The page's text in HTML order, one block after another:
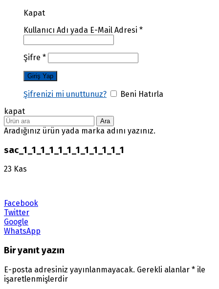
Kapat
Kullanıcı Adı yada E-Mail Adresi *
Şifre *
Şifrenizi mi unuttunuz?
Beni Hatırla
kapat
Ara
Aradığınız ürün yada marka adını yazınız.
sac_1_1_1_1_1_1_1_1_1_1_1_1
23 Kas
Facebook
Twitter
Google
WhatsApp
Bir yanıt yazın
E-posta adresiniz yayınlanmayacak. Gerekli alanlar * ile
işaretlenmişlerdir